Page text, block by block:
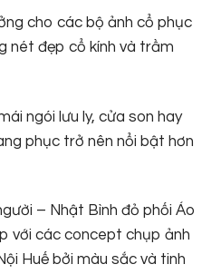
cho các bộ ảnh cổ phục
nét đẹp cổ kính và trầm
ngói lưu ly, cửa son hay
phục trở nên nổi bật hơn
– Nhật Bình đỏ phối Áo
với các concept chụp ảnh
Huế bởi màu sắc và tinh